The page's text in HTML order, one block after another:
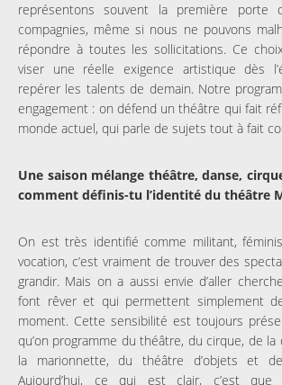
représentons souvent la première porte
compagnies, même si nous ne pouvons
répondre à toutes les sollicitations. Ce
viser une réelle exigence artistique dès
repérer les talents de demain. Notre
engagement : on défend un théâtre qui fait
monde actuel, qui parle de sujets tout à fait
Une saison mélange théâtre, danse,
comment définis-tu l’identité du théâtre
On est très identifié comme militant,
vocation, c’est vraiment de trouver des
grandir. Mais on a aussi envie d’aller
font rêver et qui permettent simplement
moment. Cette sensibilité est toujours
qu’on programme du théâtre, du cirque, de la
la marionnette, du théâtre d’objets et
Aujourd’hui, ce qui est clair, c’est que